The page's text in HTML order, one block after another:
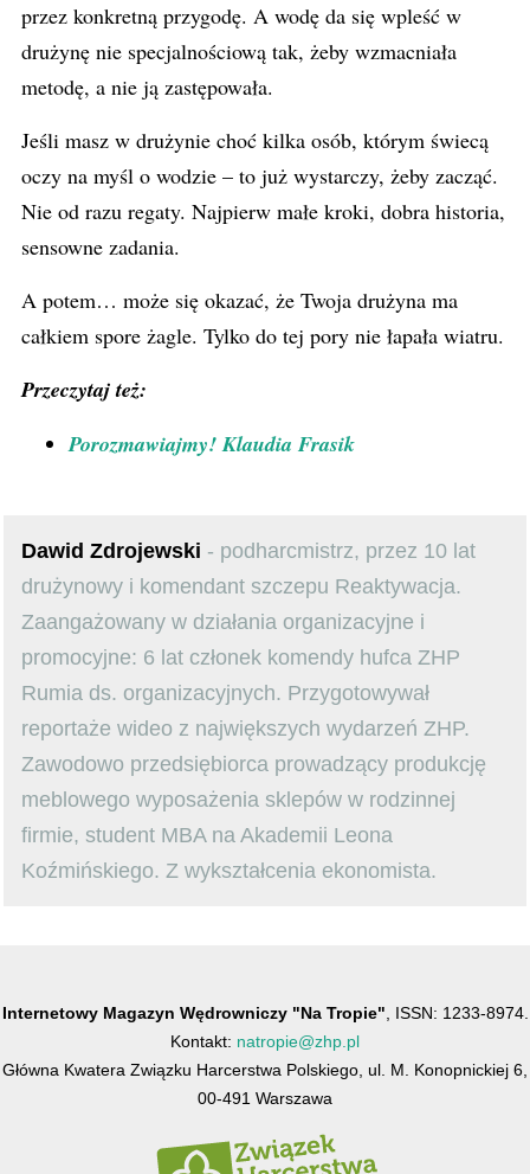
przez konkretną przygodę. A wodę da się wpleść w
drużynę nie specjalnościową tak, żeby wzmacniała
metodę, a nie ją zastępowała.
Jeśli masz w drużynie choć kilka osób, którym świecą
oczy na myśl o wodzie – to już wystarczy, żeby zacząć.
Nie od razu regaty. Najpierw małe kroki, dobra historia,
sensowne zadania.
A potem… może się okazać, że Twoja drużyna ma
całkiem spore żagle. Tylko do tej pory nie łapała wiatru.
Przeczytaj też:
Porozmawiajmy! Klaudia Frasik
Dawid Zdrojewski - podharcmistrz, przez 10 lat
drużynowy i komendant szczepu Reaktywacja.
Zaangażowany w działania organizacyjne i
promocyjne: 6 lat członek komendy hufca ZHP
Rumia ds. organizacyjnych. Przygotowywał
reportaże wideo z największych wydarzeń ZHP.
Zawodowo przedsiębiorca prowadzący produkcję
meblowego wyposażenia sklepów w rodzinnej
firmie, student MBA na Akademii Leona
Koźmińskiego. Z wykształcenia ekonomista.
Internetowy Magazyn Wędrowniczy "Na Tropie", ISSN: 1233-8974.
Kontakt: natropie@zhp.pl
Główna Kwatera Związku Harcerstwa Polskiego, ul. M. Konopnickiej 6,
00-491 Warszawa